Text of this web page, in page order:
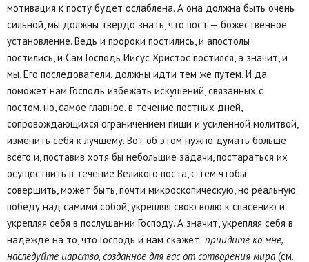
мотивация к посту будет ослаблена. А она должна быть очень
сильной, мы должны твердо знать, что пост — божественное
установление. Ведь и пророки постились, и апостолы
постились, и Сам Господь Иисус Христос постился, а значит, и
мы, Его последователи, должны идти тем же путем. И да
поможет нам Господь избежать искушений, связанных с
постом, но, самое главное, в течение постных дней,
сопровождающихся ограничением пищи и усиленной молитвой,
изменить себя к лучшему. Вот об этом нужно думать больше
всего и, поставив хотя бы небольшие задачи, постараться их
осуществить в течение Великого поста, с тем чтобы
совершить, может быть, почти микроскопическую, но реальную
победу над самими собой, укрепляя свою волю к спасению и
укрепляя себя в послушании Господу. А значит, укрепляя себя в
надежде на то, что Господь и нам скажет: приидите ко мне,
наследуйте царство, созданное для вас от сотворения мира (см.